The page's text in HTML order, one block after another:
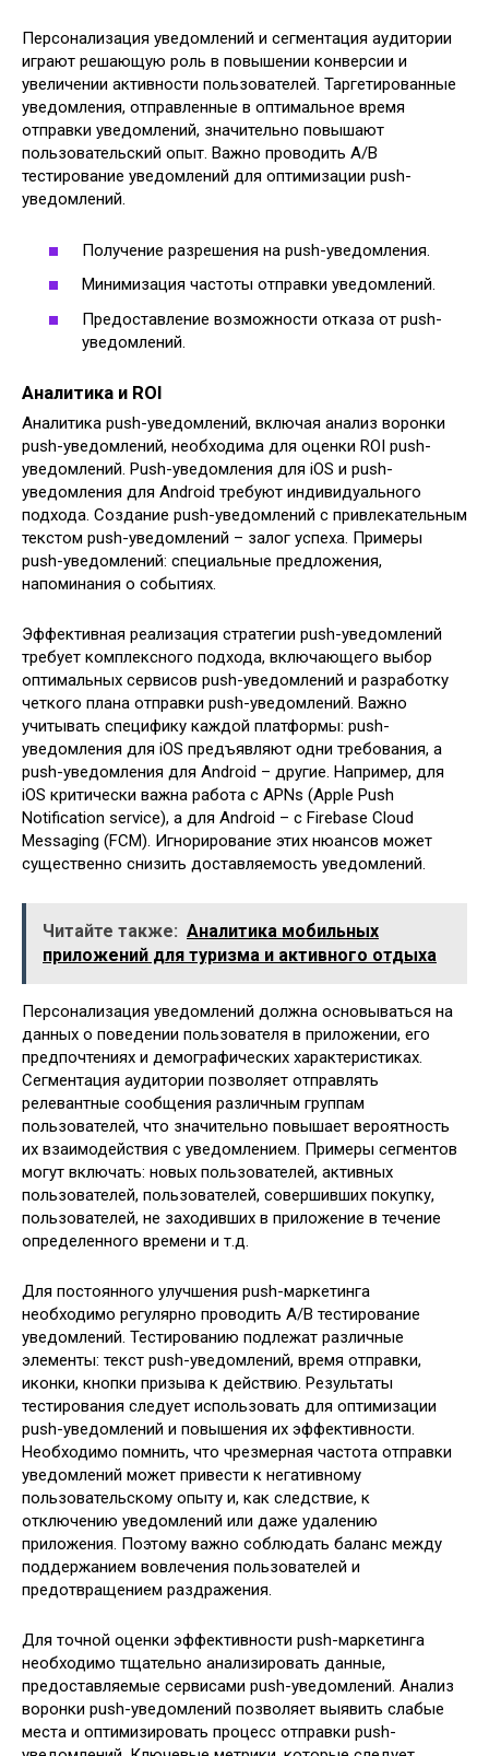
Персонализация уведомлений и сегментация аудитории
играют решающую роль в повышении конверсии и
увеличении активности пользователей. Таргетированные
уведомления, отправленные в оптимальное время
отправки уведомлений, значительно повышают
пользовательский опыт. Важно проводить A/B
тестирование уведомлений для оптимизации push-
уведомлений.
Получение разрешения на push-уведомления.
Минимизация частоты отправки уведомлений.
Предоставление возможности отказа от push-
уведомлений.
Аналитика и ROI
Аналитика push-уведомлений, включая анализ воронки
push-уведомлений, необходима для оценки ROI push-
уведомлений. Push-уведомления для iOS и push-
уведомления для Android требуют индивидуального
подхода. Создание push-уведомлений с привлекательным
текстом push-уведомлений – залог успеха. Примеры
push-уведомлений: специальные предложения,
напоминания о событиях.
Эффективная реализация стратегии push-уведомлений
требует комплексного подхода, включающего выбор
оптимальных сервисов push-уведомлений и разработку
четкого плана отправки push-уведомлений. Важно
учитывать специфику каждой платформы: push-
уведомления для iOS предъявляют одни требования, а
push-уведомления для Android – другие. Например, для
iOS критически важна работа с APNs (Apple Push
Notification service), а для Android – с Firebase Cloud
Messaging (FCM). Игнорирование этих нюансов может
существенно снизить доставляемость уведомлений.
Читайте также: Аналитика мобильных
приложений для туризма и активного отдыха
Персонализация уведомлений должна основываться на
данных о поведении пользователя в приложении, его
предпочтениях и демографических характеристиках.
Сегментация аудитории позволяет отправлять
релевантные сообщения различным группам
пользователей, что значительно повышает вероятность
их взаимодействия с уведомлением. Примеры сегментов
могут включать: новых пользователей, активных
пользователей, пользователей, совершивших покупку,
пользователей, не заходивших в приложение в течение
определенного времени и т.д.
Для постоянного улучшения push-маркетинга
необходимо регулярно проводить A/B тестирование
уведомлений. Тестированию подлежат различные
элементы: текст push-уведомлений, время отправки,
иконки, кнопки призыва к действию. Результаты
тестирования следует использовать для оптимизации
push-уведомлений и повышения их эффективности.
Необходимо помнить, что чрезмерная частота отправки
уведомлений может привести к негативному
пользовательскому опыту и, как следствие, к
отключению уведомлений или даже удалению
приложения. Поэтому важно соблюдать баланс между
поддержанием вовлечения пользователей и
предотвращением раздражения.
Для точной оценки эффективности push-маркетинга
необходимо тщательно анализировать данные,
предоставляемые сервисами push-уведомлений. Анализ
воронки push-уведомлений позволяет выявить слабые
места и оптимизировать процесс отправки push-